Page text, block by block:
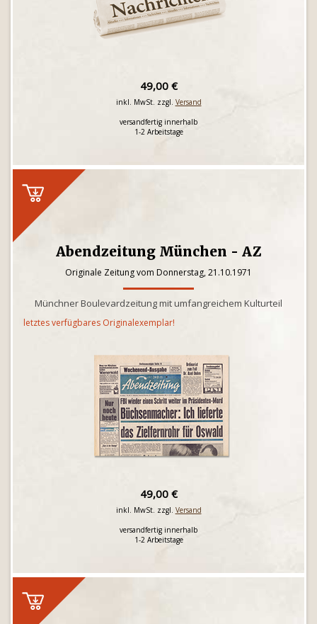
49,00 €
inkl. MwSt. zzgl. Versand
versandfertig innerhalb
1-2 Arbeitstage
Abendzeitung München - AZ
Originale Zeitung vom Donnerstag, 21.10.1971
Münchner Boulevardzeitung mit umfangreichem Kulturteil
letztes verfügbares Originalexemplar!
49,00 €
inkl. MwSt. zzgl. Versand
versandfertig innerhalb
1-2 Arbeitstage